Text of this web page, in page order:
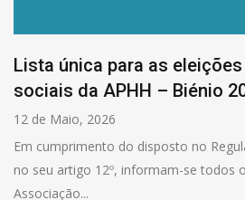
Lista única para as
sociais da APHH – Biénio
12 de Maio, 2026
Em cumprimento do disposto no
no seu artigo 12º, informam-se todos
Associação...